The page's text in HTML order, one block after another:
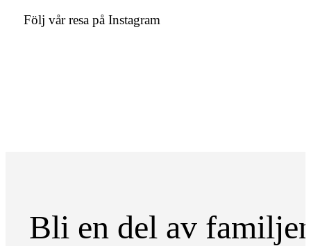
Följ vår resa på Instagram
Bli en del av